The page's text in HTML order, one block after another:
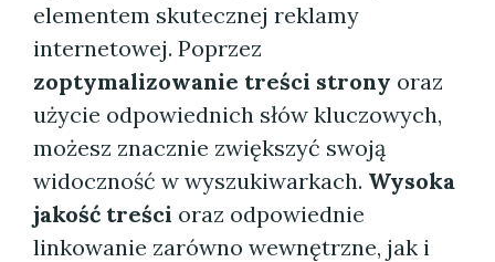
elementem skutecznej reklamy
internetowej. Poprzez
zoptymalizowanie treści strony oraz
użycie odpowiednich słów kluczowych,
możesz znacznie zwiększyć swoją
widoczność w wyszukiwarkach. Wysoka
jakość treści oraz odpowiednie
linkowanie zarówno wewnętrzne, jak i